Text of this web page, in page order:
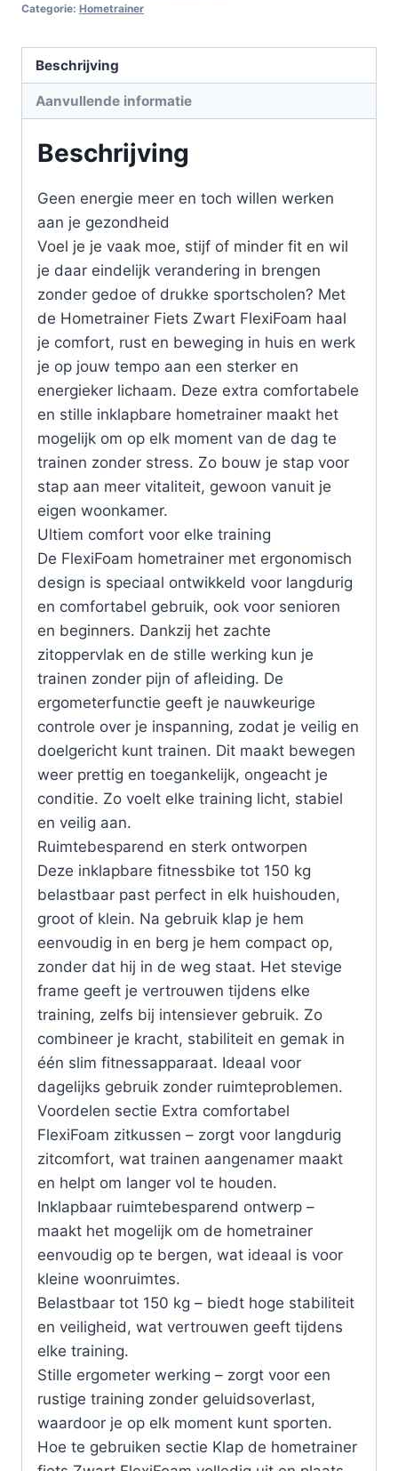
Categorie: Hometrainer
Beschrijving
Aanvullende informatie
Beschrijving
Geen energie meer en toch willen werken
aan je gezondheid
Voel je je vaak moe, stijf of minder fit en wil
je daar eindelijk verandering in brengen
zonder gedoe of drukke sportscholen? Met
de Hometrainer Fiets Zwart FlexiFoam haal
je comfort, rust en beweging in huis en werk
je op jouw tempo aan een sterker en
energieker lichaam. Deze extra comfortabele
en stille inklapbare hometrainer maakt het
mogelijk om op elk moment van de dag te
trainen zonder stress. Zo bouw je stap voor
stap aan meer vitaliteit, gewoon vanuit je
eigen woonkamer.
Ultiem comfort voor elke training
De FlexiFoam hometrainer met ergonomisch
design is speciaal ontwikkeld voor langdurig
en comfortabel gebruik, ook voor senioren
en beginners. Dankzij het zachte
zitoppervlak en de stille werking kun je
trainen zonder pijn of afleiding. De
ergometerfunctie geeft je nauwkeurige
controle over je inspanning, zodat je veilig en
doelgericht kunt trainen. Dit maakt bewegen
weer prettig en toegankelijk, ongeacht je
conditie. Zo voelt elke training licht, stabiel
en veilig aan.
Ruimtebesparend en sterk ontworpen
Deze inklapbare fitnessbike tot 150 kg
belastbaar past perfect in elk huishouden,
groot of klein. Na gebruik klap je hem
eenvoudig in en berg je hem compact op,
zonder dat hij in de weg staat. Het stevige
frame geeft je vertrouwen tijdens elke
training, zelfs bij intensiever gebruik. Zo
combineer je kracht, stabiliteit en gemak in
één slim fitnessapparaat. Ideaal voor
dagelijks gebruik zonder ruimteproblemen.
Voordelen sectie Extra comfortabel
FlexiFoam zitkussen – zorgt voor langdurig
zitcomfort, wat trainen aangenamer maakt
en helpt om langer vol te houden.
Inklapbaar ruimtebesparend ontwerp –
maakt het mogelijk om de hometrainer
eenvoudig op te bergen, wat ideaal is voor
kleine woonruimtes.
Belastbaar tot 150 kg – biedt hoge stabiliteit
en veiligheid, wat vertrouwen geeft tijdens
elke training.
Stille ergometer werking – zorgt voor een
rustige training zonder geluidsoverlast,
waardoor je op elk moment kunt sporten.
Hoe te gebruiken sectie Klap de hometrainer